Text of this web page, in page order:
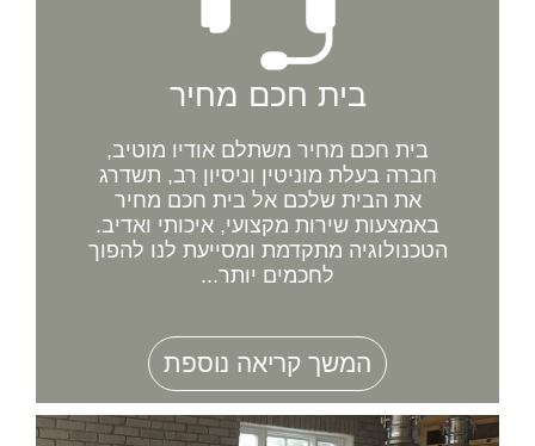
בית חכם מחיר
בית חכם מחיר משתלם אודיו מוטיב,
חברה בעלת מוניטין וניסיון רב, תשדרג
את הבית שלכם אל בית חכם מחיר
באמצעות שירות מקצועי, איכותי ואדיב.
הטכנולוגיה מתקדמת ומסייעת לנו להפוך
לחכמים יותר...
המשך קריאה נוספת